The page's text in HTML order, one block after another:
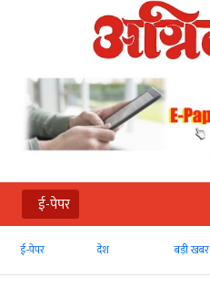
ई-पेपर
ई-पेपर देश बड़ी खबर